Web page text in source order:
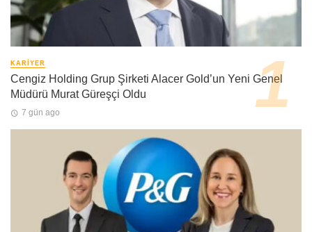
KARIYER
Cengiz Holding Grup Şirketi Alacer Gold’un Yeni Genel
Müdürü Murat Güreşçi Oldu
7 gün ago